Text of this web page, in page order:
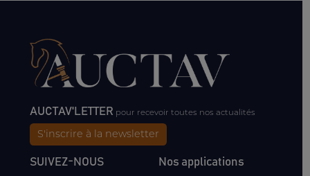
AUCTAV'LETTER pour recevoir toutes nos actualités
S'inscrire à la newsletter
SUIVEZ-NOUS Nos applications